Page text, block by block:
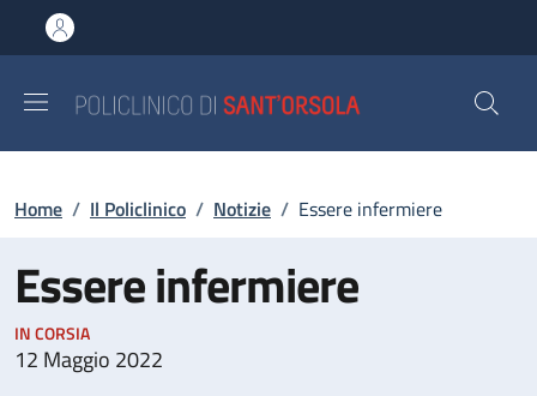
al contenuto principale
to footer content
Briciole di pane
Home / Il Policlinico / Notizie / Essere infermiere
Essere infermiere
IN CORSIA
12 Maggio 2022